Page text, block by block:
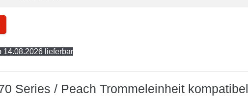
14.08.2026 lieferbar
Series / Peach Trommeleinheit kompatibel